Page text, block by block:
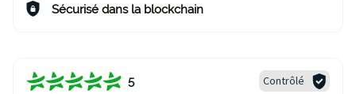
Sécurisé dans la blockchain
5 Contrôlé